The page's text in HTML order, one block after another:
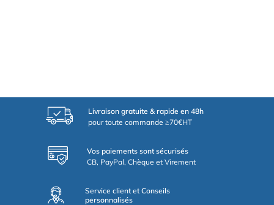
Livraison gratuite & rapide en 48h
pour toute commande ≥70€HT
Vos paiements sont sécurisés
CB, PayPal, Chèque et Virement
Service client et Conseils
personnalisés